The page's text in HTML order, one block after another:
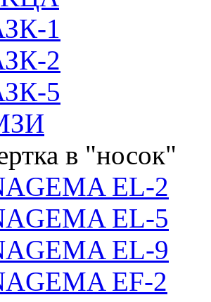
1
2
5
в "носок"
EL-2
EL-5
EL-9
EF-2